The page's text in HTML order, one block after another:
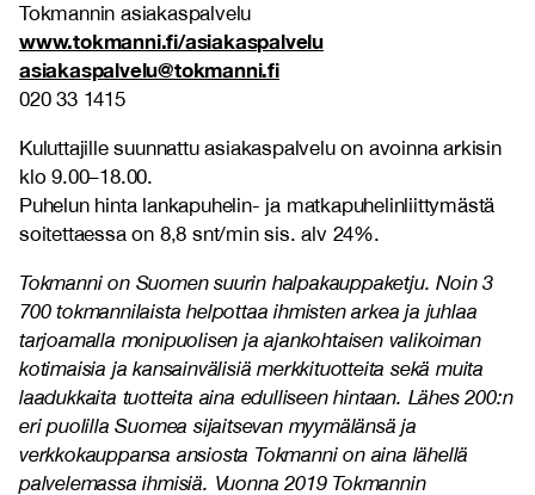
Tokmannin asiakaspalvelu
www.tokmanni.fi/asiakaspalvelu
asiakaspalvelu@tokmanni.fi
020 33 1415
Kuluttajille suunnattu asiakaspalvelu on avoinna arkisin
klo 9.00–18.00.
Puhelun hinta lankapuhelin- ja matkapuhelinliittymästä
soitettaessa on 8,8 snt/min sis. alv 24%.
Tokmanni on Suomen suurin halpakauppaketju. Noin 3
700 tokmannilaista helpottaa ihmisten arkea ja juhlaa
tarjoamalla monipuolisen ja ajankohtaisen valikoiman
kotimaisia ja kansainvälisiä merkkituotteita sekä muita
laadukkaita tuotteita aina edulliseen hintaan. Lähes 200:n
eri puolilla Suomea sijaitsevan myymälänsä ja
verkkokauppansa ansiosta Tokmanni on aina lähellä
palvelemassa ihmisiä. Vuonna 2019 Tokmannin